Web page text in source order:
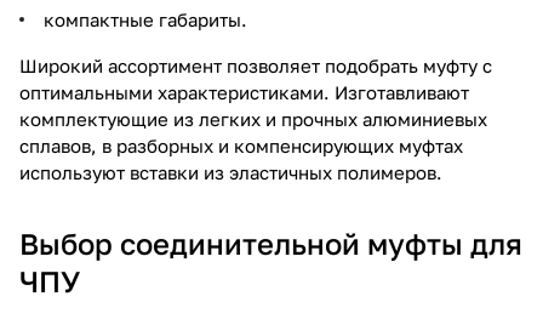
компактные габариты.
Широкий ассортимент позволяет подобрать муфту с
оптимальными характеристиками. Изготавливают
комплектующие из легких и прочных алюминиевых
сплавов, в разборных и компенсирующих муфтах
используют вставки из эластичных полимеров.
Выбор соединительной муфты для
ЧПУ